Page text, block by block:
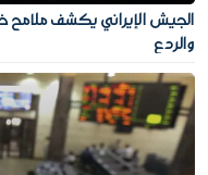
الجيش الإيراني يكشف ملامح
والردع